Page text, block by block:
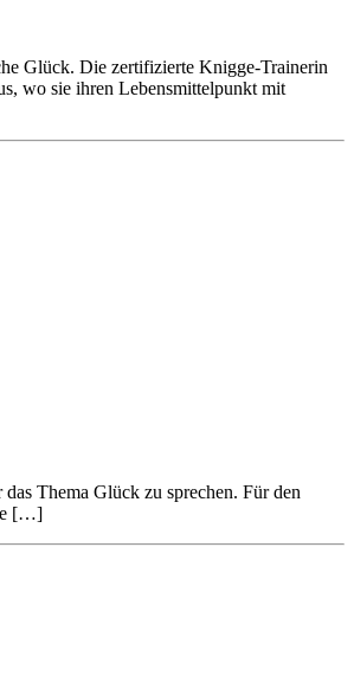
Glück. Die zertifizierte Knigge-Trainerin
wo sie ihren Lebensmittelpunkt mit
Thema Glück zu sprechen. Für den
[…]